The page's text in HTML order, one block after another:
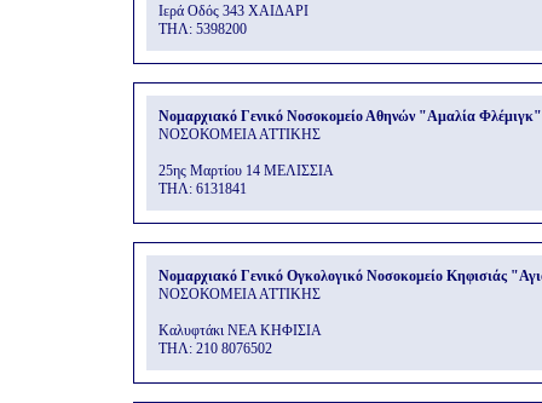
Ιερά Οδός 343 ΧΑΙΔΑΡΙ
THΛ: 5398200
Νομαρχιακό Γενικό Νοσοκομείο Αθηνών "Αμαλία Φλέμιγκ"
ΝΟΣΟΚΟΜΕΙΑ ΑΤΤΙΚΗΣ
25ης Μαρτίου 14 ΜΕΛΙΣΣΙΑ
THΛ: 6131841
Νομαρχιακό Γενικό Ογκολογικό Νοσοκομείο Κηφισιάς
ΝΟΣΟΚΟΜΕΙΑ ΑΤΤΙΚΗΣ
Καλυφτάκι ΝΕΑ ΚΗΦΙΣΙΑ
THΛ: 210 8076502